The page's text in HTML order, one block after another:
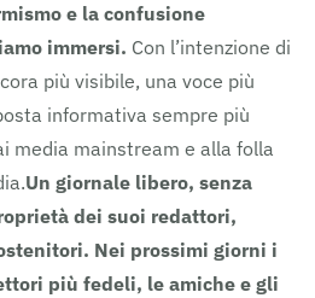
e la confusione
immersi. Con l’intenzione di
più visibile, una voce più
informativa sempre più
media mainstream e alla folla
Un giornale libero, senza
dei suoi redattori,
Nei prossimi giorni i
più fedeli, le amiche e gli